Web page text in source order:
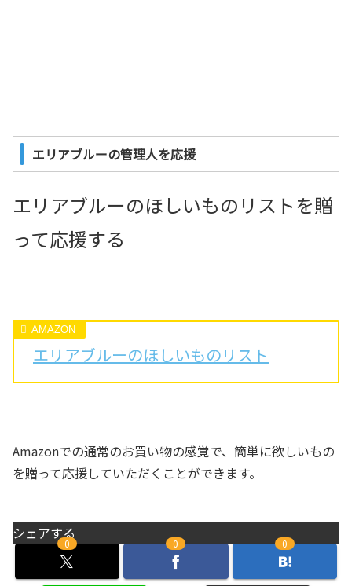
エリアブルーの管理人を応援
エリアブルーのほしいものリストを贈
って応援する
エリアブルーのほしいものリスト
Amazonでの通常のお買い物の感覚で、簡単に欲しいもの
を贈って応援していただくことができます。
シェアする
0 0 0